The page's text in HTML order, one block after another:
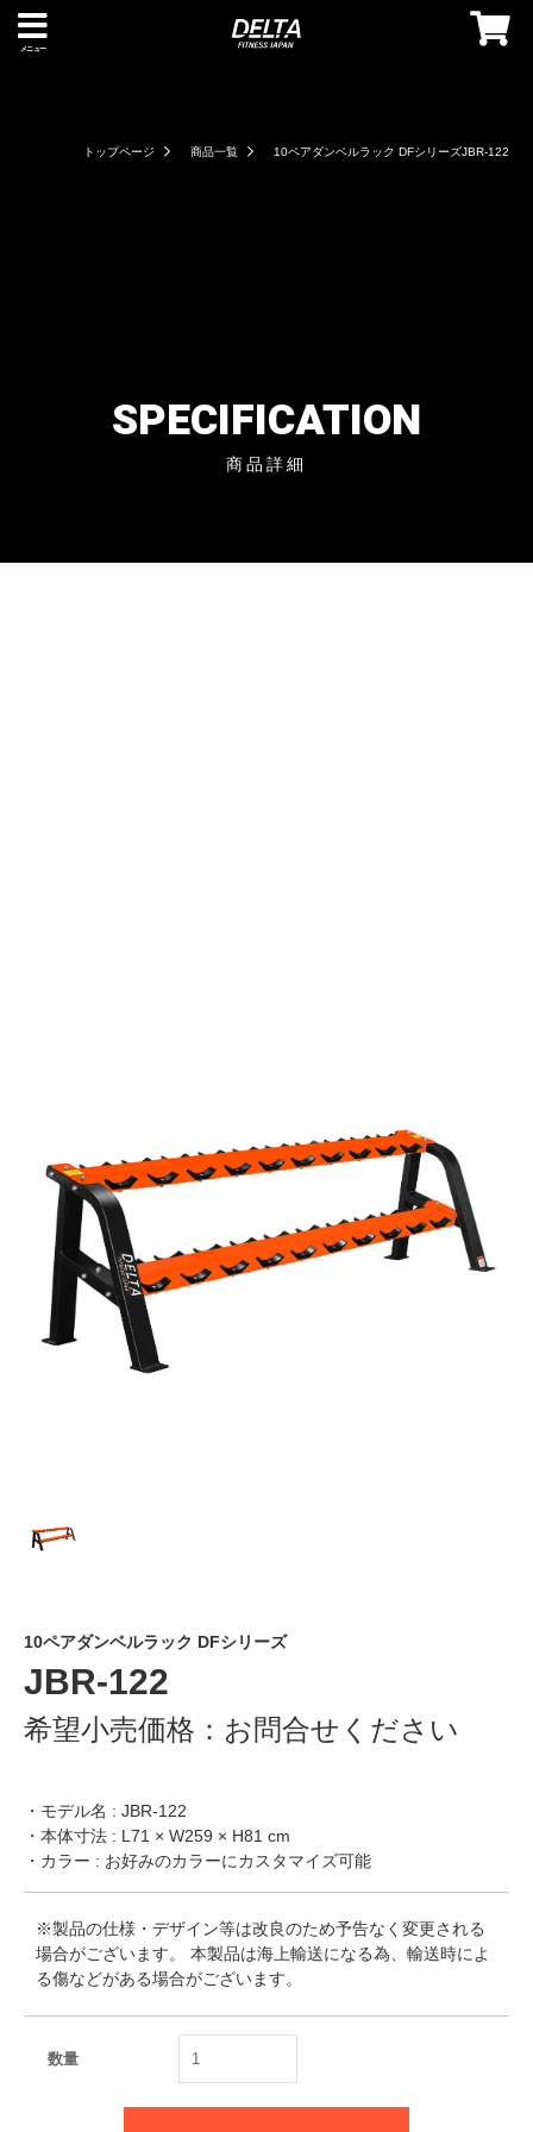
メニュー
トップページ 商品一覧 10ペアダンベルラック DFシリーズJBR-122
SPECIFICATION
商品詳細
10ペアダンベルラック DFシリーズ
JBR-122
希望小売価格： お問合せください
・モデル名 : JBR-122
・本体寸法 : L71 × W259 × H81 cm
・カラー : お好みのカラーにカスタマイズ可能
※製品の仕様・デザイン等は改良のため予告なく変更される
場合がございます。 本製品は海上輸送になる為、輸送時によ
る傷などがある場合がございます。
数量